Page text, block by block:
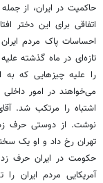
حاکمیت در ایران، از
اتفاقی برای این دختر
احساسات پاک مردم
تازه‌ای در ماه گذشته
را علیه چیزهایی که به
می‌خواهند در امور
اشتباه را مرتکب شد.
نوشت. از دوستی حرف
تهران رخ داد و او یک
حکومت در ایران حرف
آمریکایی مردم ایران